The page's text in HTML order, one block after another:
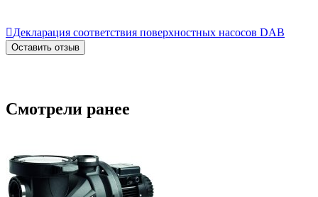
Декларация соответствия поверхностных насосов DAB
Оставить отзыв
Смотрели ранее